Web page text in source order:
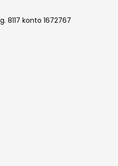
8117 konto 1672767